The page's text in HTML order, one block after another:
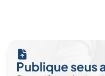
Publique seus